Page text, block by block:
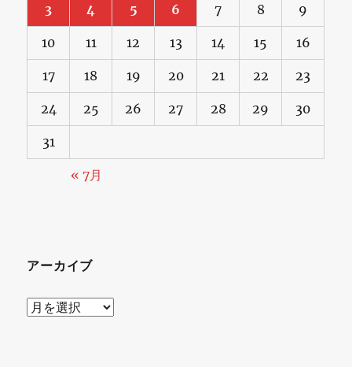
3 4 5 6 7 8 9
10 11 12 13 14 15 16
17 18 19 20 21 22 23
24 25 26 27 28 29 30
31
« 7月
アーカイブ
ア